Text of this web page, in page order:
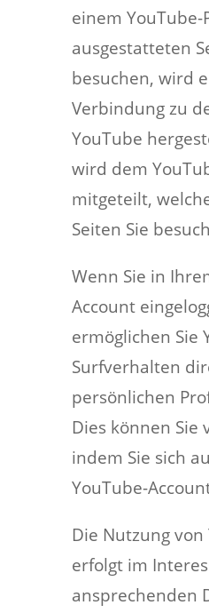
einem YouTube-
ausgestatteten
besuchen, wird
Verbindung zu
YouTube
wird dem
mitgeteilt,
Seiten Sie
Wenn Sie in
Account
ermöglichen Sie
Surfverhalten
persönlichen
Dies können Sie
indem Sie sich
YouTube-
Die Nutzung von
erfolgt im
ansprechenden